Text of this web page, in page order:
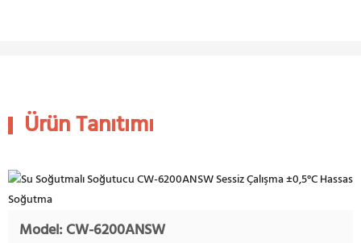
Ürün Tanıtımı
Model: CW-6200ANSW